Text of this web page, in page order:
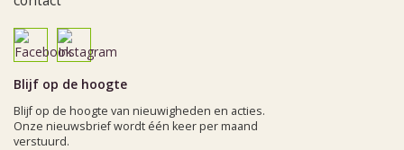
Blijf op de hoogte
Blijf op de hoogte van nieuwigheden en acties.
Onze nieuwsbrief wordt één keer per maand
verstuurd.